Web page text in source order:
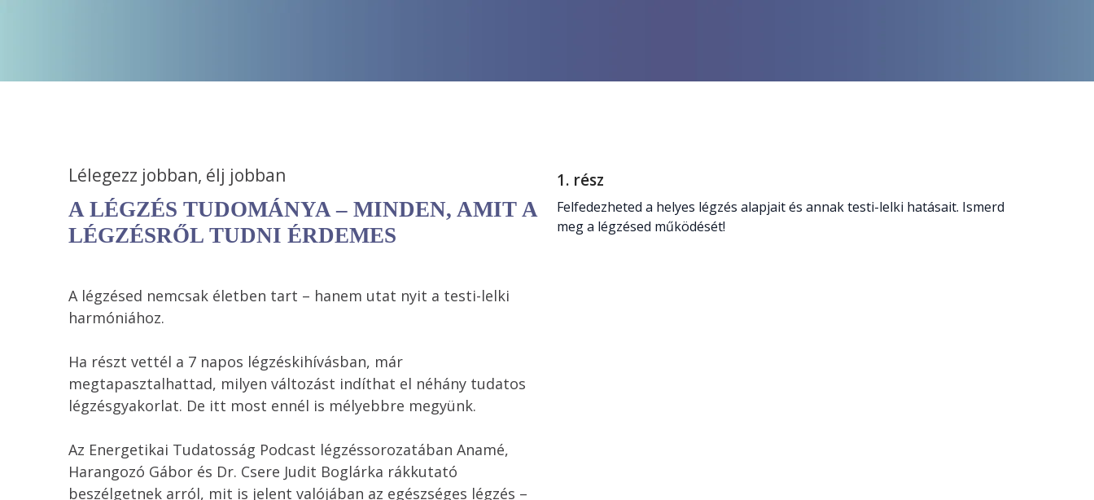
Lélegezz jobban, élj jobban
A LÉGZÉS TUDOMÁNYA – MINDEN, AMIT A
LÉGZÉSRŐL TUDNI ÉRDEMES
A légzésed nemcsak életben tart – hanem utat nyit a testi-lelki
Ha részt vettél a 7 napos légzéskihívásban, már
megtapasztalhattad, milyen változást indíthat el néhány tudatos
légzésgyakorlat. De itt most ennél is mélyebbre megyünk.
Az Energetikai Tudatosság Podcast légzéssorozatában Anamé,
Harangozó Gábor és Dr. Csere Judit Boglárka rákkutató
beszélgetnek arról, mit is jelent valójában az egészséges légzés –
1. rész
Felfedezheted a helyes légzés alapjait és annak testi-lelki hatásait. Ismerd
meg a légzésed működését!